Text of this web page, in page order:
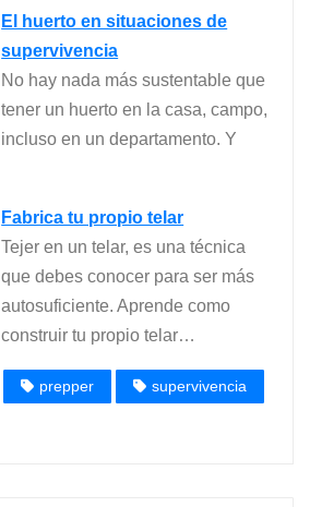
El huerto en situaciones de
supervivencia
No hay nada más sustentable que
tener un huerto en la casa, campo,
incluso en un departamento. Y
Fabrica tu propio telar
Tejer en un telar, es una técnica
que debes conocer para ser más
autosuficiente. Aprende como
construir tu propio telar…
prepper supervivencia